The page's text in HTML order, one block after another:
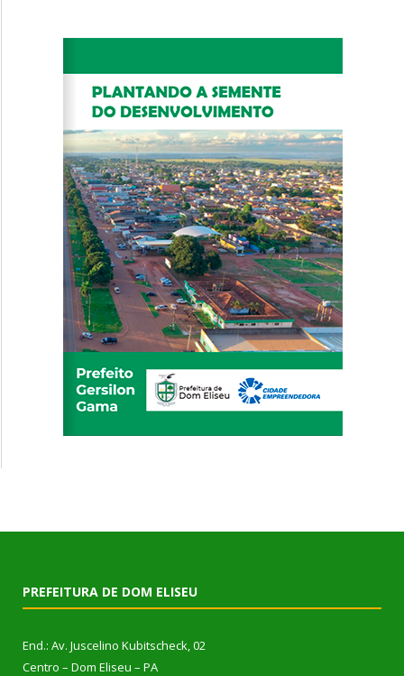
PREFEITURA DE DOM ELISEU
End.: Av. Juscelino Kubitscheck, 02
Centro – Dom Eliseu – PA